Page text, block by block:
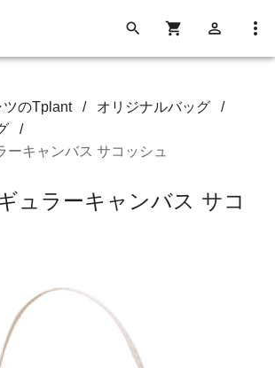
ツのTplant / オリジナルバッグ
/
/
ーキャンバス サコッシュ
ュラーキャンバス サコ